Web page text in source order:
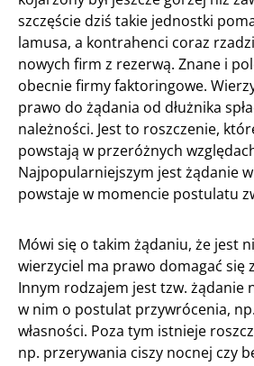
szczęście dziś takie jednostki
lamusa, a kontrahenci coraz
nowych firm z rezerwą. Znane i
obecnie firmy faktoringowe.
prawo do żądania od dłużnika
należności. Jest to roszczenie,
powstają w przeróżnych
Najpopularniejszym jest żądanie
powstaje w momencie postulatu
Mówi się o takim żądaniu, że jest
wierzyciel ma prawo domagać się
Innym rodzajem jest tzw. żądanie
w nim o postulat przywrócenia,
własności. Poza tym istnieje
np. przerywania ciszy nocnej czy